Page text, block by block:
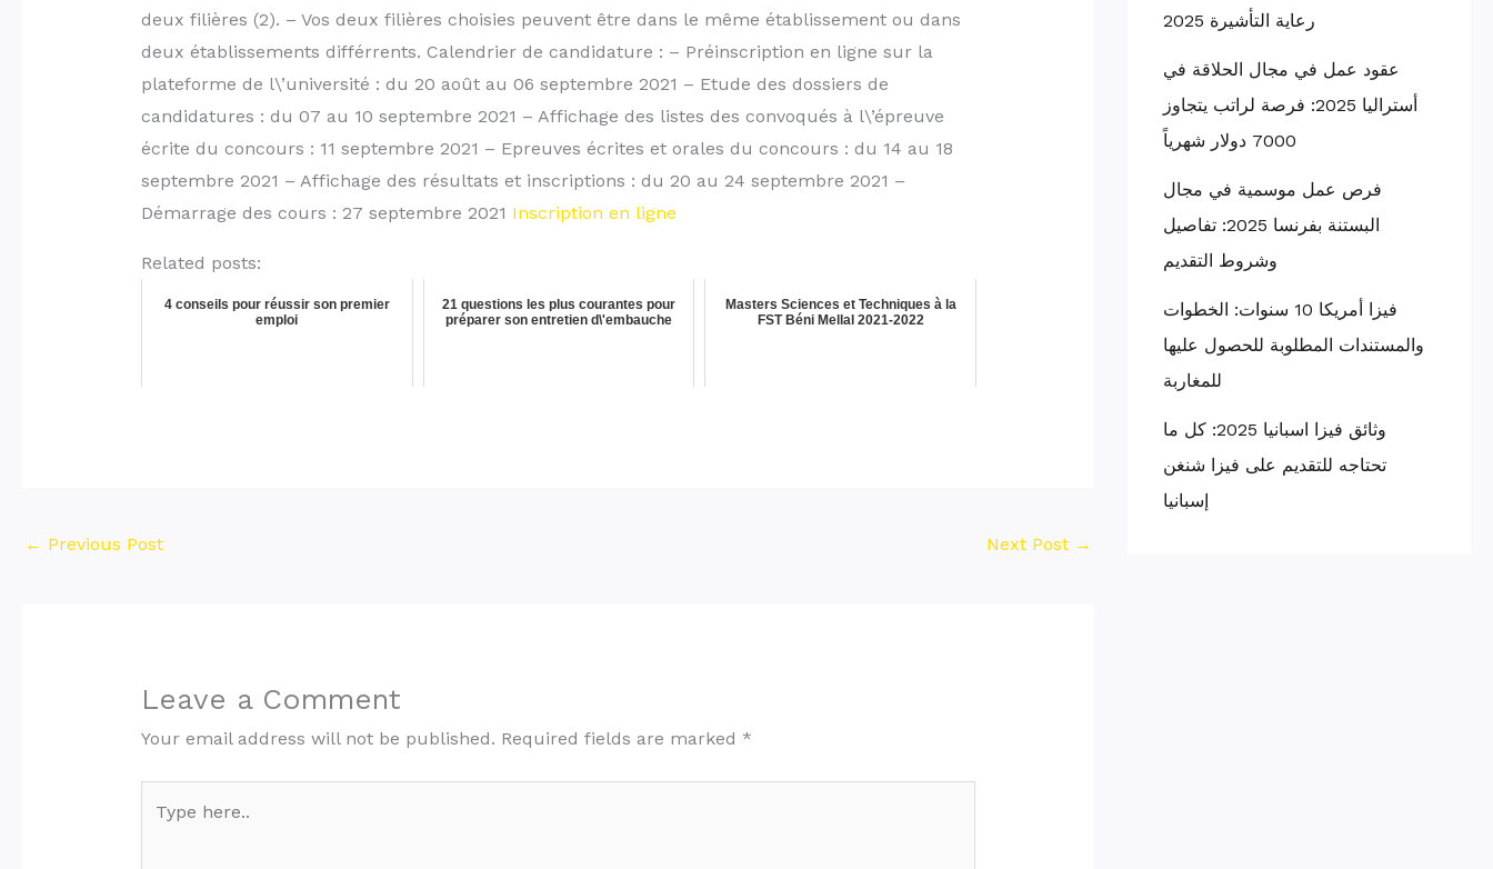
deux filières (2). – Vos deux filières choisies peuvent être dans le même établissement ou dans
deux établissements différrents. Calendrier de candidature : – Préinscription en ligne sur la
plateforme de l\’université : du 20 août au 06 septembre 2021 – Etude des dossiers de
candidatures : du 07 au 10 septembre 2021 – Affichage des listes des convoqués à l\’épreuve
écrite du concours : 11 septembre 2021 – Epreuves écrites et orales du concours : du 14 au 18
septembre 2021 – Affichage des résultats et inscriptions : du 20 au 24 septembre 2021 –
Démarrage des cours : 27 septembre 2021 Inscription en ligne
Related posts:
4 conseils pour réussir son premier
emploi
21 questions les plus courantes pour
préparer son entretien d\'embauche
Masters Sciences et Techniques à la
FST Béni Mellal 2021-2022
← Previous Post Next Post →
Leave a Comment
Your email address will not be published. Required fields are marked *
رعاية التأشيرة 2025
عقود عمل في مجال الحلاقة في
أستراليا 2025: فرصة لراتب يتجاوز
7000 دولار شهرياً
فرص عمل موسمية في مجال
البستنة بفرنسا 2025: تفاصيل
وشروط التقديم
فيزا أمريكا 10 سنوات: الخطوات
والمستندات المطلوبة للحصول عليها
للمغاربة
وثائق فيزا اسبانيا 2025: كل ما
تحتاجه للتقديم على فيزا شنغن
إسبانيا